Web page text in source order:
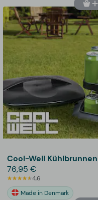
Cool-Well Kühlbrunnen
76,95 €
4,6
Made in Denmark